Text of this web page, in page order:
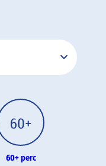
60+ perc